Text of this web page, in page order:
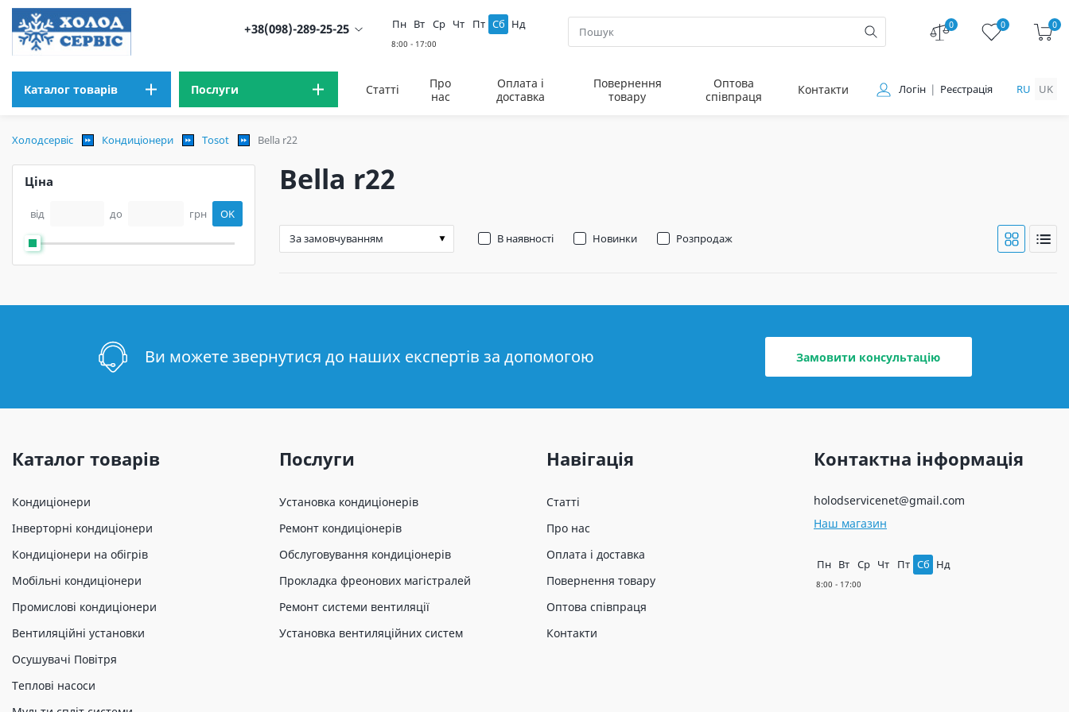
+38(098)-289-25-25 Пн Вт Ср Чт Пт Сб Нд 0 0 0
Каталог товарів Послуги Статті
Про
нас
Оплата і
доставка
Повернення
товару
Оптова
співпраця
Контакти Логін Реєстрація RU UK
Холодсервіс Кондиціонери Tosot Bella r22
Ціна
від до грн OK
Bella r22
В наявності Новинки Розпродаж
Ви можете звернутися до наших експертів за допомогою Замовити консультацію
Каталог товарів
Кондиціонери
Інверторні кондиціонери
Кондиціонери на обігрів
Мобільні кондиціонери
Промислові кондиціонери
Вентиляційні установки
Осушувачі Повітря
Теплові насоси
Послуги
Установка кондиціонерів
Ремонт кондиціонерів
Обслуговування кондиціонерів
Прокладка фреонових магістралей
Ремонт системи вентиляції
Установка вентиляційних систем
Навігація
Статті
Про нас
Оплата і доставка
Повернення товару
Оптова співпраця
Контакти
Контактна інформація
holodservicenet@gmail.com
Наш магазин
Пн Вт Ср Чт Пт Сб Нд